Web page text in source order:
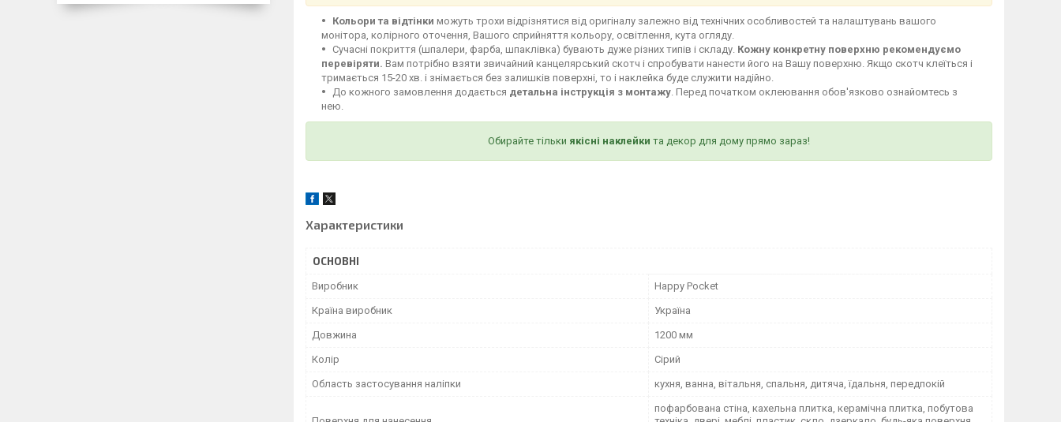
Кольори та відтінки можуть трохи відрізнятися від оригіналу залежно від технічних особливостей та налаштувань вашого
монітора, колірного оточення, Вашого сприйняття кольору, освітлення, кута огляду.
Сучасні покриття (шпалери, фарба, шпаклівка) бувають дуже різних типів і складу. Кожну конкретну поверхню рекомендуємо
перевіряти. Вам потрібно взяти звичайний канцелярський скотч і спробувати нанести його на Вашу поверхню. Якщо скотч клеїться і
тримається 15-20 хв. і знімається без залишків поверхні, то і наклейка буде служити надійно.
До кожного замовлення додається детальна інструкція з монтажу . Перед початком оклеювання обов'язково ознайомтесь з
нею.
Обирайте тільки якісні наклейки та декор для дому прямо зараз!
Характеристики
ОСНОВНІ
Виробник Happy Pocket
Країна виробник Україна
Довжина 1200 мм
Колір Сірий
Область застосування наліпки кухня, ванна, вітальня, спальня, дитяча, їдальня, передпокій
пофарбована стіна, кахельна плитка, керамічна плитка, побутова